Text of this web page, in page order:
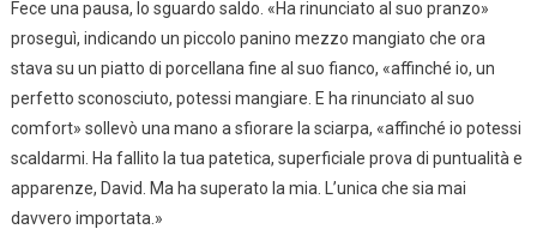
Fece una pausa, lo sguardo saldo. «Ha rinunciato al suo pranzo»
proseguì, indicando un piccolo panino mezzo mangiato che ora
stava su un piatto di porcellana fine al suo fianco, «affinché io, un
perfetto sconosciuto, potessi mangiare. E ha rinunciato al suo
comfort» sollevò una mano a sfiorare la sciarpa, «affinché io potessi
scaldarmi. Ha fallito la tua patetica, superficiale prova di puntualità e
apparenze, David. Ma ha superato la mia. L’unica che sia mai
davvero importata.»